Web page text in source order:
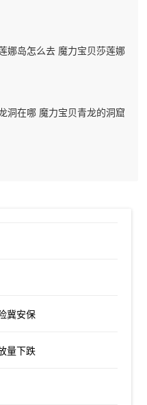
娜岛怎么去 魔力宝贝莎莲娜
洞在哪 魔力宝贝青龙的洞窟
冀安保
量下跌